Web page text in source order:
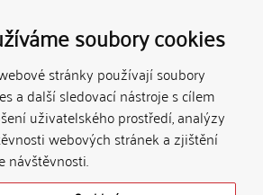
soubory cookies
stránky používají soubory
a další sledovací nástroje s cílem
uživatelského prostředí, analýzy
webových stránek a zjištění
návštěvnosti.
použity k
vydávány
jinou
než autora.
shall not
results of
other
person